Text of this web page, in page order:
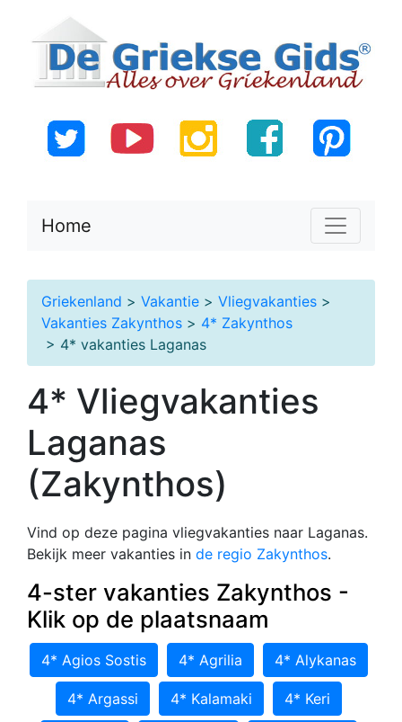
Home
Griekenland > Vakantie > Vliegvakanties >
Vakanties Zakynthos > 4* Zakynthos
> 4* vakanties Laganas
4* Vliegvakanties
Laganas
(Zakynthos)
Vind op deze pagina vliegvakanties naar Laganas.
Bekijk meer vakanties in de regio Zakynthos.
4-ster vakanties Zakynthos -
Klik op de plaatsnaam
4* Agios Sostis 4* Agrilia 4* Alykanas
4* Argassi 4* Kalamaki 4* Keri